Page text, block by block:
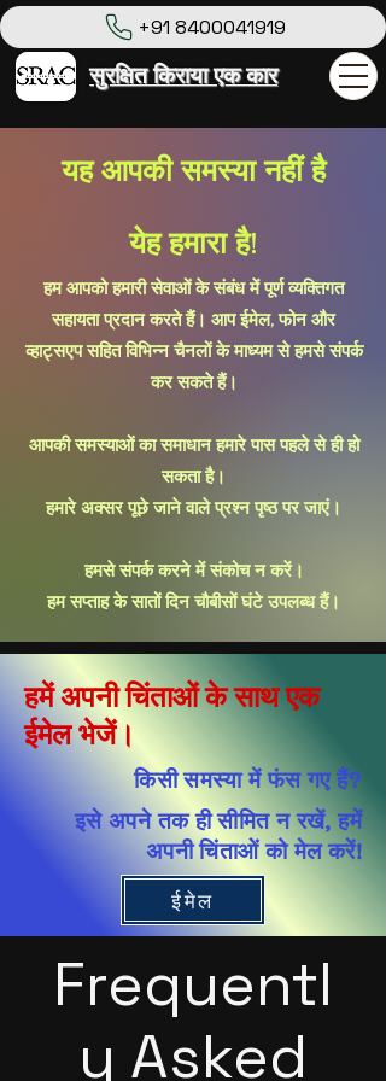
सुरक्षित किराया एक कार
+91 8400041919
यह आपकी समस्या नहीं है
येह हमारा है!
हम आपको हमारी सेवाओं के संबंध में पूर्ण व्यक्तिगत
सहायता प्रदान करते हैं। आप ईमेल, फोन और
व्हाट्सएप सहित विभिन्न चैनलों के माध्यम से हमसे संपर्क
कर सकते हैं।
आपकी समस्याओं का समाधान हमारे पास पहले से ही हो
सकता है।
हमारे अक्सर पूछे जाने वाले प्रश्न पृष्ठ पर जाएं।
हमसे संपर्क करने में संकोच न करें।
हम सप्ताह के सातों दिन चौबीसों घंटे उपलब्ध हैं।
हमें अपनी चिंताओं के साथ एक
ईमेल भेजें।
किसी समस्या में फंस गए हैं?
इसे अपने तक ही सीमित न रखें, हमें
अपनी चिंताओं को मेल करें!
ईमेल
Frequentl
y Asked